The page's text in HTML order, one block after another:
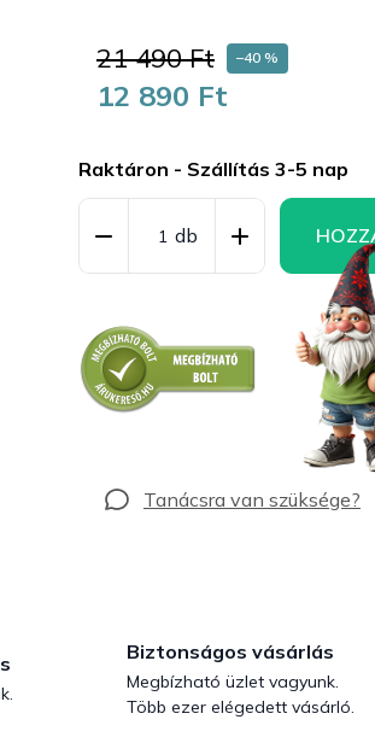
21 490 Ft –40 %
12 890 Ft
Raktáron - Szállítás 3-5 nap
Biztonságos vásárlás
Megbízható üzlet vagyunk.
Több ezer elégedett vásárló.